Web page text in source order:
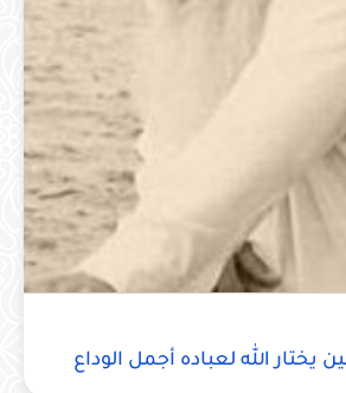
الله لعباده أجمل الوداع